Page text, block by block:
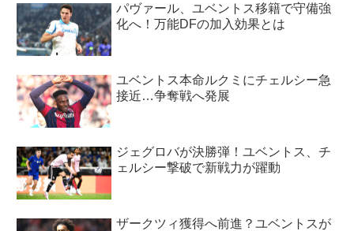
パヴァール、ユベントス移籍で守備強
化へ！万能DFの加入効果とは
ユベントス本命ルクミにチェルシー急
接近…争奪戦へ発展
ジェグロバが決勝弾！ユベントス、チ
ェルシー撃破で新戦力が躍動
ザークツィ獲得へ前進？ユベントスが